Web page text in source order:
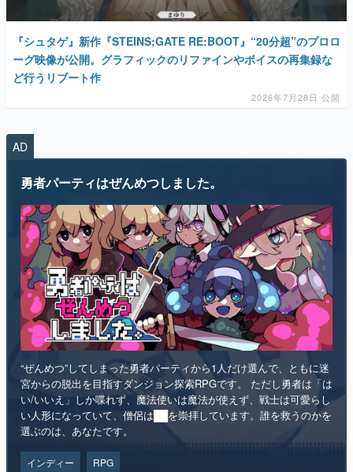
『シュタゲ』新作『STEINS;GATE RE:BOOT』“20分超”のプロロ
ーグ映像が公開。グラフィックのリファインやボイスの再集録な
ど行うリブート作
2026年7月28日 公開
AD
勇者パーティはぜんめつしました。
“ぜんめつ”してしまった勇者パーティから1人だけ選んで、ともに迷
宮からの脱出を目指すダンジョン探索RPGです。 ただし勇者は「は
い/いいえ」しか喋れず、魔法使いは魔法が使えず、戦士は可愛らし
い人形になっていて、僧侶は██を崇拝しています。誰を救うのかを
選ぶのは、あなたです。
インディー RPG